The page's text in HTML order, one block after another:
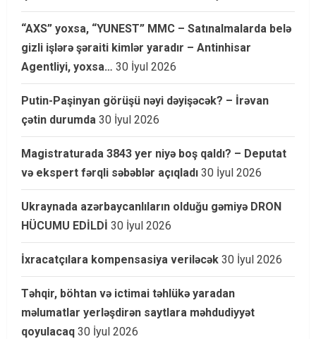
“AXS” yoxsa, “YUNEST” MMC – Satınalmalarda belə
gizli işlərə şəraiti kimlər yaradır – Antinhisar
Agentliyi, yoxsa… 30 İyul 2026
Putin-Paşinyan görüşü nəyi dəyişəcək? – İrəvan
çətin durumda 30 İyul 2026
Magistraturada 3843 yer niyə boş qaldı? – Deputat
və ekspert fərqli səbəblər açıqladı 30 İyul 2026
Ukraynada azərbaycanlıların olduğu gəmiyə DRON
HÜCUMU EDİLDİ 30 İyul 2026
İxracatçılara kompensasiya veriləcək 30 İyul 2026
Təhqir, böhtan və ictimai təhlükə yaradan
məlumatlar yerləşdirən saytlara məhdudiyyət
qoyulacaq 30 İyul 2026